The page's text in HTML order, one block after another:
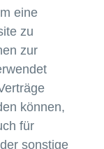
eine
zu
zur
können,
für
sonstige